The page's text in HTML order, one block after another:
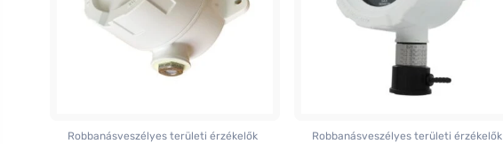
Robbanásveszélyes területi érzékelők
Robbanásveszélyes területi érzékelők